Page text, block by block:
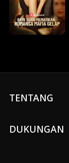
TENTANG
DUKUNGAN